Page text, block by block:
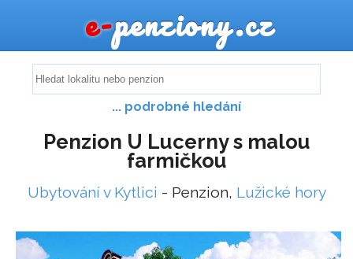
e-penziony.cz
... podrobné hledání
Penzion U Lucerny s malou
farmičkou
Ubytování v Kytlici - Penzion, Lužické hory